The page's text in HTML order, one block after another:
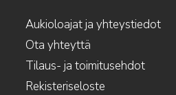
Aukioloajat ja yhteystiedot
Ota yhteyttä
Tilaus- ja toimitusehdot
Rekisteriseloste